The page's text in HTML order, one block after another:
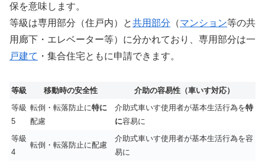
保を意味します。
等級は専用部分（住戸内）と共用部分 （マンション等の共
用廊下・エレベーター等）に分かれており、専用部分は一
戸建て ・集合住宅ともに申請できます。
等級 移動時の安全性
介助の容易性（車いす対応）
等級
5
転倒・転落防止に特に
配慮
介助式車いす使用者が基本生活行為を特
に容易に
等級
4
転倒・転落防止に配慮
介助式車いす使用者が基本生活行為を容
易に